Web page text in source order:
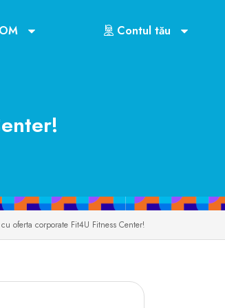
Contul tău
oferta corporate Fit4U Fitness Center!